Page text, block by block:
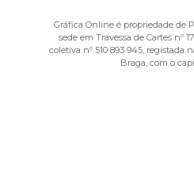
Gráfica Online é propriedade de
sede em Travessa de Cartes nº
coletiva nº 510 893 945, registada
Braga, com o